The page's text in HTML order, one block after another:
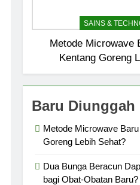
SAINS &
Metode Microwave
Kentang Goreng
Baru Diunggah
Metode Microwave
Goreng Lebih Sehat?
Dua Bunga Beracun
bagi Obat-Obatan Baru?